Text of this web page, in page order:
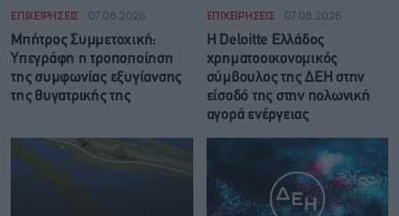
ΕΠΙΧΕΙΡΗΣΕΙΣ 07.08.2026
Μπήτρος Συμμετοχική:
Υπεγράφη η τροποποίηση
της συμφωνίας εξυγίανσης
της θυγατρικής της
ΕΠΙΧΕΙΡΗΣΕΙΣ 07.08.2026
Η Deloitte Ελλάδος
χρηματοοικονομικός
σύμβουλος της ΔΕΗ στην
είσοδό της στην πολωνική
αγορά ενέργειας